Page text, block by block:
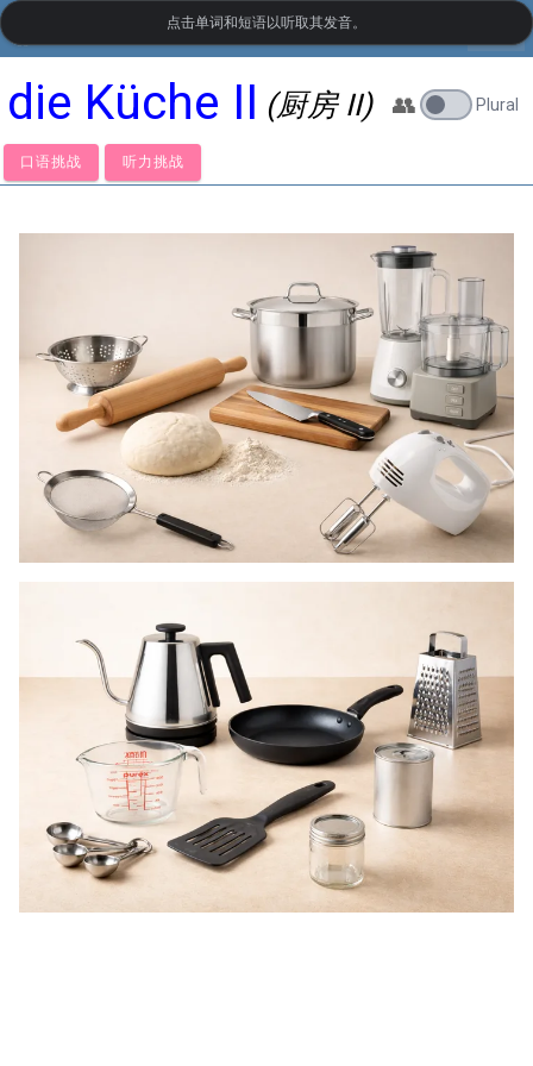
LanguageGuide.org•德语视觉词汇
die Küche II (厨房 II) 👥 Plural
口语挑战 听力挑战
点击单词和短语以听取其发音。